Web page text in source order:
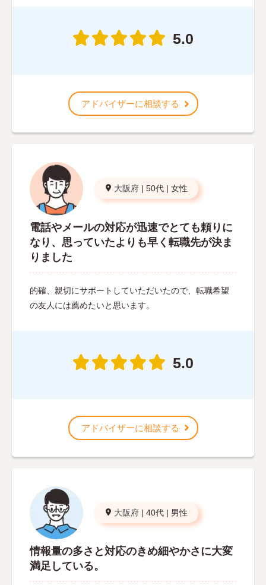
5.0
アドバイザーに相談する
大阪府 | 50代 | 女性
電話やメールの対応が迅速でとても頼りに
なり、思っていたよりも早く転職先が決ま
りました
的確、親切にサポートしていただいたので、転職希望
の友人には薦めたいと思います。
5.0
アドバイザーに相談する
大阪府 | 40代 | 男性
情報量の多さと対応のきめ細やかさに大変
満足している。